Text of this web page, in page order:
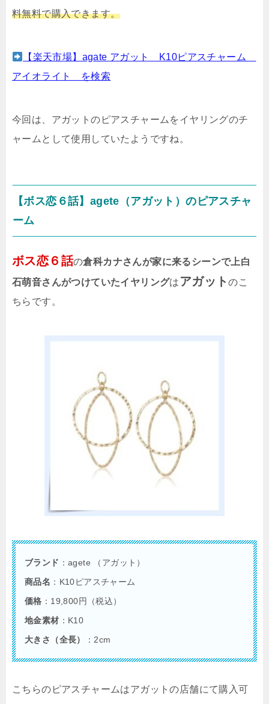
料無料で購入できます。
【楽天市場】agate アガット K10ピアスチャーム
アイオライト を検索
今回は、アガットのピアスチャームをイヤリングのチ
ャームとして使用していたようですね。
【ボス恋６話】agete（アガット）のピアスチャ
ーム
ボス恋６話の倉科カナさんが家に来るシーンで上白
石萌音さんがつけていたイヤリングは アガットのこ
ちらです。
ブランド ：agete （アガット）
商品名 ：K10ピアスチャーム
価格 ：19,800円（税込）
地金素材 ：K10
大きさ（全長）
：2cm
こちらのピアスチャームはアガットの店舗にて購入可